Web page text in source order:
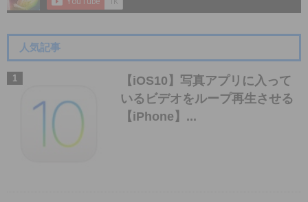
人気記事
【iOS10】写真アプリに入って
いるビデオをループ再生させる
【iPhone】...